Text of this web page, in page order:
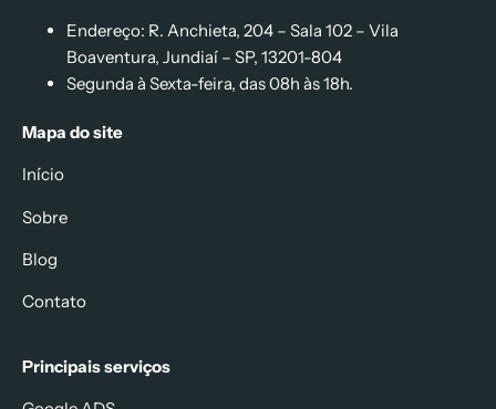
Endereço: R. Anchieta, 204 – Sala 102 – Vila
Boaventura, Jundiaí – SP, 13201-804
Segunda à Sexta-feira, das 08h às 18h.
Mapa do site
Início
Sobre
Blog
Contato
Principais serviços